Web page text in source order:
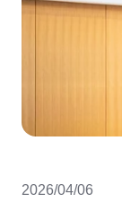
2026/04/06